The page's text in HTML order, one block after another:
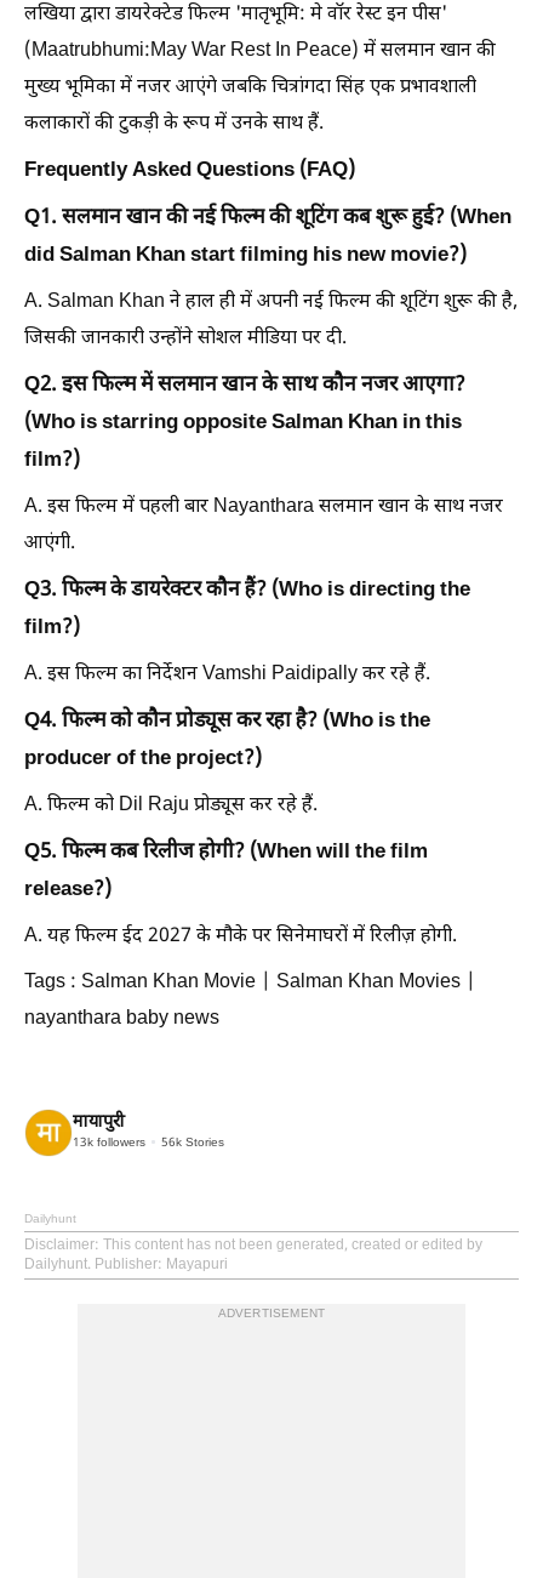
लखिया द्वारा डायरेक्टेड फिल्म 'मातृभूमि: मे वॉर रेस्ट इन पीस'
(Maatrubhumi:May War Rest In Peace) में सलमान खान की
मुख्य भूमिका में नजर आएंगे जबकि चित्रांगदा सिंह एक प्रभावशाली
कलाकारों की टुकड़ी के रूप में उनके साथ हैं.
Frequently Asked Questions (FAQ)
Q1. सलमान खान की नई फिल्म की शूटिंग कब शुरू हुई? (When
did Salman Khan start filming his new movie?)
A. Salman Khan ने हाल ही में अपनी नई फिल्म की शूटिंग शुरू की है,
जिसकी जानकारी उन्होंने सोशल मीडिया पर दी.
Q2. इस फिल्म में सलमान खान के साथ कौन नजर आएगा?
(Who is starring opposite Salman Khan in this
film?)
A. इस फिल्म में पहली बार Nayanthara सलमान खान के साथ नजर
आएंगी.
Q3. फिल्म के डायरेक्टर कौन हैं? (Who is directing the
film?)
A. इस फिल्म का निर्देशन Vamshi Paidipally कर रहे हैं.
Q4. फिल्म को कौन प्रोड्यूस कर रहा है? (Who is the
producer of the project?)
A. फिल्म को Dil Raju प्रोड्यूस कर रहे हैं.
Q5. फिल्म कब रिलीज होगी? (When will the film
release?)
A. यह फिल्म ईद 2027 के मौके पर सिनेमाघरों में रिलीज़ होगी.
Tags : Salman Khan Movie | Salman Khan Movies |
nayanthara baby news
मायापुरी
13k followers 56k Stories
Dailyhunt
Disclaimer: This content has not been generated, created or edited by
Dailyhunt. Publisher: Mayapuri
ADVERTISEMENT